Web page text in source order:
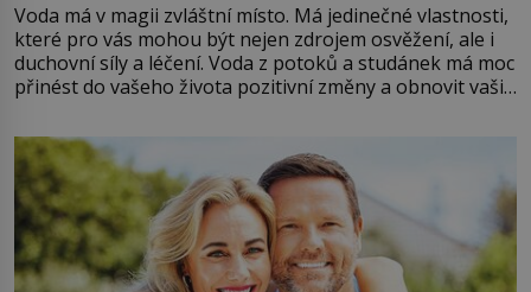
Voda má v magii zvláštní místo. Má jedinečné vlastnosti,
které pro vás mohou být nejen zdrojem osvěžení, ale i
duchovní síly a léčení. Voda z potoků a studánek má moc
přinést do vašeho života pozitivní změny a obnovit vaši
můžete obohatit své rituály a přinést do svého života
větší harmonii a klid. Je důležité